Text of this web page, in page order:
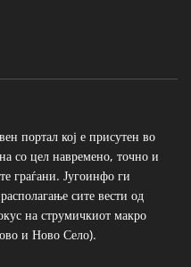
портал кој е присутен во
со цел навремено, точно и
граѓани. Југоинфо ги
сите вести од
на струмичкиот макро
и Ново Село).